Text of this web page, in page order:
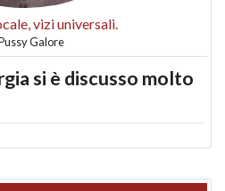
vizi universali.
Galore
si è discusso molto